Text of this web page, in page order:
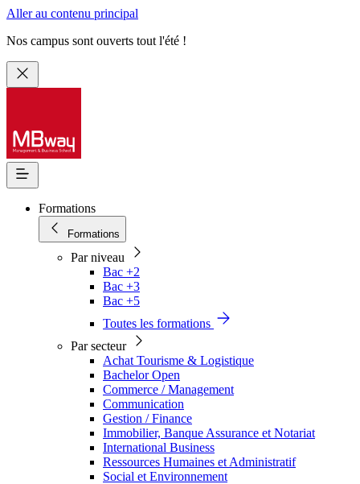
Aller au contenu principal
Nos campus sont ouverts tout l'été !
Formations
Formations
Par niveau
Bac +2
Bac +3
Bac +5
Toutes les formations
Par secteur
Achat Tourisme & Logistique
Bachelor Open
Commerce / Management
Communication
Gestion / Finance
Immobilier, Banque Assurance et Notariat
International Business
Ressources Humaines et Administratif
Social et Environnement